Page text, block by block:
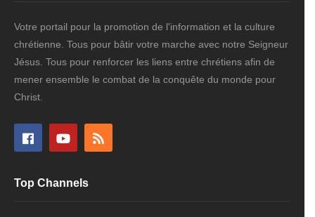
Votre portail pour la promotion de l'information et la culture
chrétienne. Tous pour bâtir votre marche avec notre Seigneur
Jésus. Tous pour renforcer les liens entre chrétiens afin de
mener ensemble le combat de la conquête du monde pour
Christ.
Top Channels